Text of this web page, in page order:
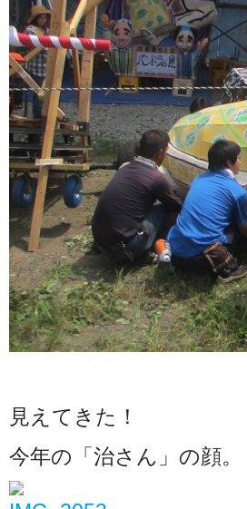
見えてきた！
今年の「治さん」の顔。